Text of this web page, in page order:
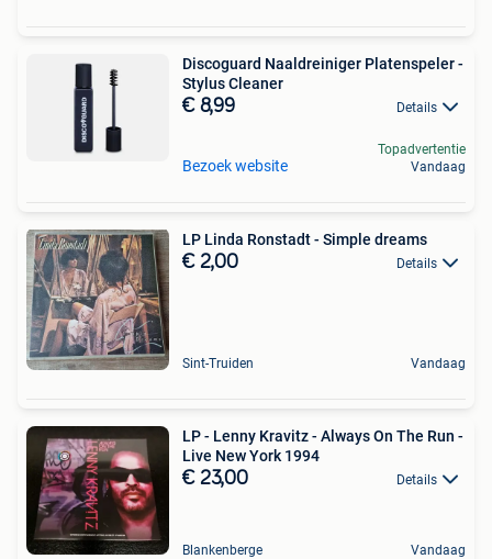
Discoguard Naaldreiniger Platenspeler -
Stylus Cleaner
€ 8,99 Details
Bezoek website
Topadvertentie
Vandaag
LP Linda Ronstadt - Simple dreams
€ 2,00 Details
Sint-Truiden Vandaag
LP - Lenny Kravitz - Always On The Run -
Live New York 1994
€ 23,00 Details
Blankenberge Vandaag